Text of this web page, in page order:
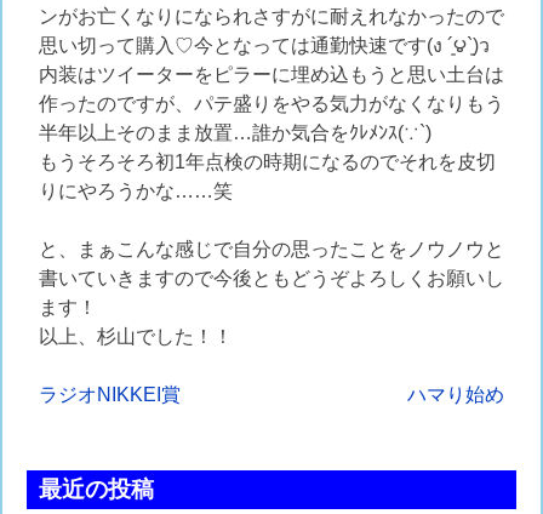
ンがお亡くなりになられさすがに耐えれなかったので
思い切って購入♡今となっては通勤快速です(ง ´͈౪`͈)ว
内装はツイーターをピラーに埋め込もうと思い土台は
作ったのですが、パテ盛りをやる気力がなくなりもう
半年以上そのまま放置…誰か気合をｸﾚﾒﾝｽ(∵`)
もうそろそろ初1年点検の時期になるのでそれを皮切
りにやろうかな……笑
と、まぁこんな感じで自分の思ったことをノウノウと
書いていきますので今後ともどうぞよろしくお願いし
ます！
以上、杉山でした！！
投
ナ
ラジオNIKKEI賞 ハマり始め
最近の投稿